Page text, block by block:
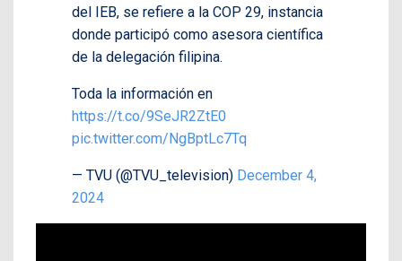
del IEB, se refiere a la COP 29, instancia
donde participó como asesora científica
de la delegación filipina.
Toda la información en
https://t.co/9SeJR2ZtE0
pic.twitter.com/NgBptLc7Tq
— TVU (@TVU_television) December 4,
2024